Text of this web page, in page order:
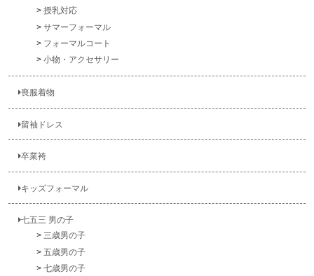
授乳対応
サマーフォーマル
フォーマルコート
小物・アクセサリー
喪服着物
留袖ドレス
卒業袴
キッズフォーマル
七五三 男の子
三歳男の子
五歳男の子
七歳男の子